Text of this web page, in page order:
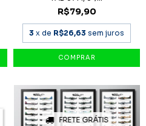
R$79,90
3 x de R$26,63 sem juros
FRETE GRÁTIS